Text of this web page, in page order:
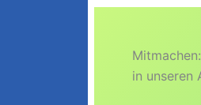
in unseren